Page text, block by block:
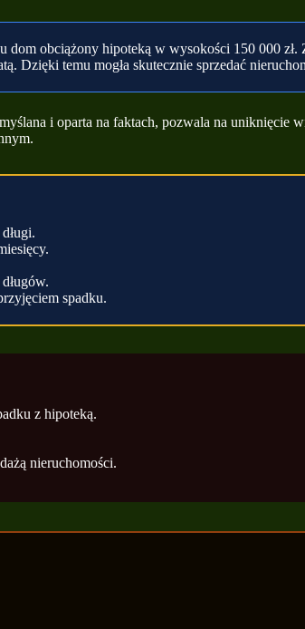
dom obciążony hipoteką w wysokości 150 000
Dzięki temu mogła skutecznie sprzedać
i oparta na faktach, pozwala na uniknięcie
spadku.
z hipoteką.
nieruchomości.